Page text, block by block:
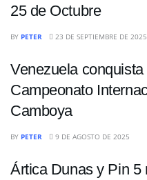
25 de Octubre
BY PETER 23 DE SEPTIEMBRE DE 2025
Venezuela
Campeonato
Camboya
BY PETER 9 DE AGOSTO DE 2025
Ártica Dunas y Pin 5